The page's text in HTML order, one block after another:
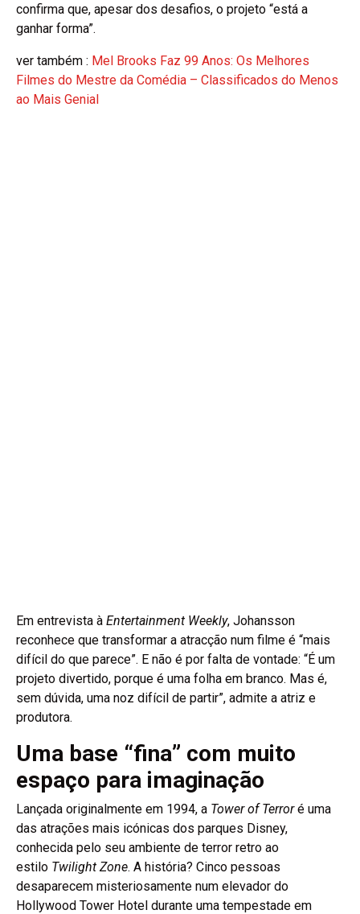
confirma que, apesar dos desafios, o projeto “está a
ganhar forma”.
ver também : Mel Brooks Faz 99 Anos: Os Melhores
Filmes do Mestre da Comédia – Classificados do Menos
ao Mais Genial
Em entrevista à Entertainment Weekly, Johansson
reconhece que transformar a atracção num filme é “mais
difícil do que parece”. E não é por falta de vontade: “É um
projeto divertido, porque é uma folha em branco. Mas é,
sem dúvida, uma noz difícil de partir”, admite a atriz e
produtora.
Uma base “fina” com muito
espaço para imaginação
Lançada originalmente em 1994, a Tower of Terroré uma
das atrações mais icónicas dos parques Disney,
conhecida pelo seu ambiente de terror retro ao
estilo Twilight Zone. A história? Cinco pessoas
desaparecem misteriosamente num elevador do
Hollywood Tower Hotel durante uma tempestade em